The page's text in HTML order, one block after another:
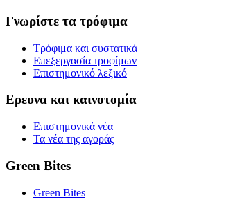
Γνωρίστε τα τρόφιμα
Τρόφιμα και συστατικά
Επεξεργασία τροφίμων
Επιστημονικό λεξικό
Ερευνα και καινοτομία
Επιστημονικά νέα
Τα νέα της αγοράς
Green Bites
Green Bites